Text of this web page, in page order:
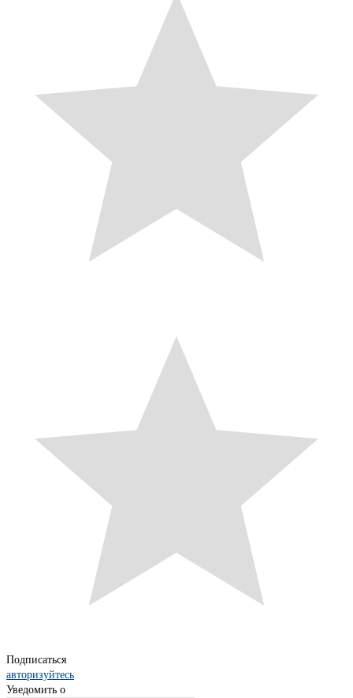
Подписаться
авторизуйтесь
Уведомить о